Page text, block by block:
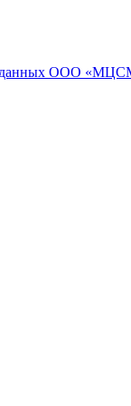
данных ООО